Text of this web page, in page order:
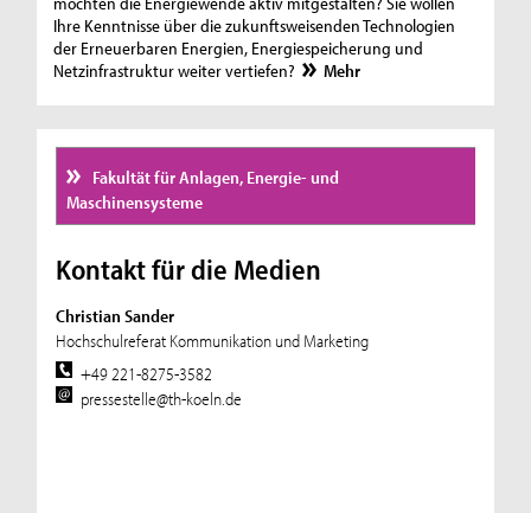
Ihre Kenntnisse über die zukunftsweisenden Technologien
der Erneuerbaren Energien, Energiespeicherung und
Netzinfrastruktur weiter vertiefen?
Mehr
Fakultät für Anlagen, Energie- und
Maschinensysteme
Kontakt für die Medien
Christian Sander
Hochschulreferat Kommunikation und Marketing
+49 221-8275-3582
pressestelle@th-koeln.de